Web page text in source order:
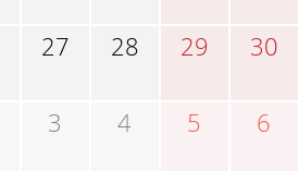
27 28 29 30
3 4 5 6